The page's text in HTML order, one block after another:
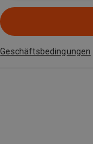
Geschäftsbedingungen